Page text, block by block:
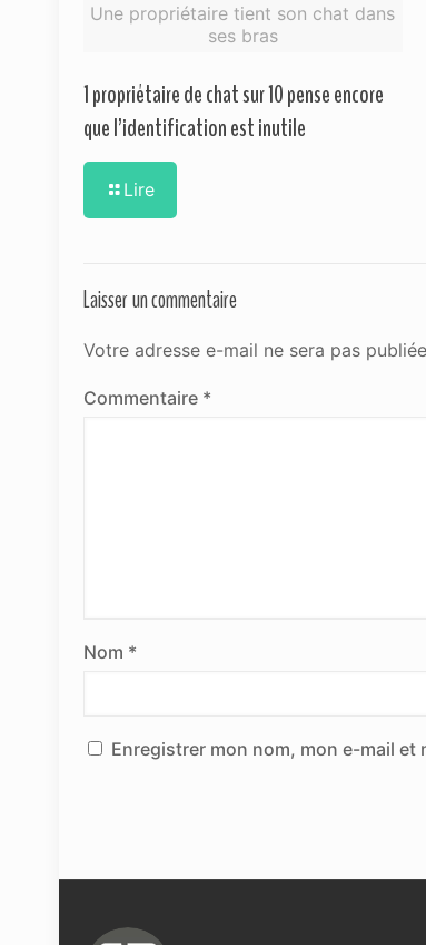
Une propriétaire tient son chat dans
ses bras
1 propriétaire de chat sur 10 pense encore
que l’identification est inutile
Lire
Laisser un commentaire
Votre adresse e-mail ne sera pas
Commentaire *
Nom *
Enregistrer mon nom, mon e-mail